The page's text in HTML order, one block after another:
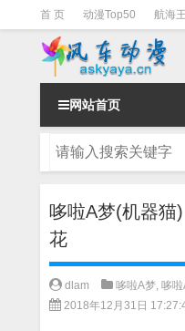
首 页 动漫Top50 航海王
斗罗3 火影 一拳超人
网站首页
哆啦A梦(机器猫
花
dlam 哆啦A梦, 哆
2018年12月31日